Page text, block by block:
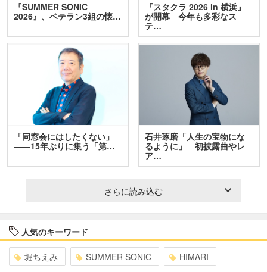
『SUMMER SONIC
2026』、ベテラン3組の懐…
『スタクラ 2026 in 横浜』
が開幕 今年も多彩なス
テ…
「同窓会にはしたくない」
――15年ぶりに集う「第…
石井琢磨「人生の宝物にな
るように」 初披露曲やレ
ア…
さらに読み込む
人気のキーワード
堀ちえみ SUMMER SONIC HIMARI